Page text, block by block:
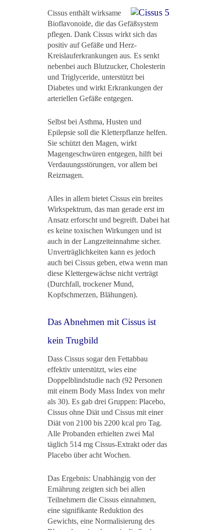
Cissus enthält wirksame
Bioflavonoide, die das Gefäßsystem
pflegen. Dank Cissus wirkt sich das
positiv auf Gefäße und Herz-
Kreislauferkrankungen aus. Es senkt
nebenbei auch Blutzucker, Cholesterin
und Triglyceride, unterstützt bei
Diabetes und wirkt Erkrankungen der
arteriellen Gefäße entgegen.
Selbst bei Asthma, Husten und
Epilepsie soll die Kletterpflanze helfen.
Sie schützt den Magen, wirkt
Magengeschwüren entgegen, hilft bei
Verdauungsstörungen, vor allem bei
Reizmagen.
Alles in allem bietet Cissus ein breites
Wirkspektrum, das man gerade erst im
Ansatz erforscht und begreift. Dabei hat
es keine toxischen Wirkungen und ist
auch in der Langzeiteinnahme sicher.
Unverträglichkeiten kann es jedoch
auch bei Cissus geben, etwa wenn man
diese Klettergewächse nicht verträgt
(Durchfall, trockener Mund,
Kopfschmerzen, Blähungen).
Das Abnehmen mit Cissus ist
kein Trugbild
Dass Cissus sogar den Fettabbau
effektiv unterstützt, wies eine
Doppelblindstudie nach (92 Personen
mit einem Body Mass Index von mehr
als 30). Es gab drei Gruppen: Placebo,
Cissus ohne Diät und Cissus mit einer
Diät von 2100 bis 2200 kcal pro Tag.
Alle Probanden erhielten zwei Mal
täglich 514 mg Cissus-Extrakt oder das
Placebo über acht Wochen.
Das Ergebnis: Unabhängig von der
Ernährung zeigten sich bei allen
Teilnehmern die Cissus einnahmen,
eine signifikante Reduktion des
Gewichts, eine Normalisierung des